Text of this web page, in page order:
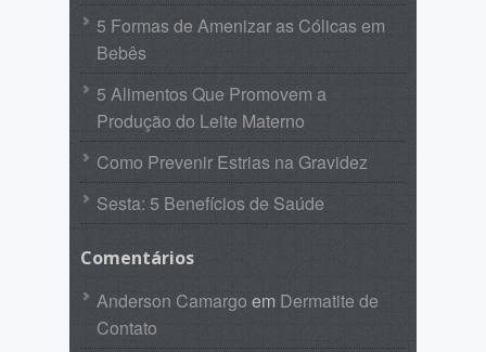
5 Formas de Amenizar as Cólicas em
Bebês
5 Alimentos Que Promovem a
Produção do Leite Materno
Como Prevenir Estrias na Gravidez
Sesta: 5 Benefícios de Saúde
Comentários
Anderson Camargo em Dermatite de
Contato